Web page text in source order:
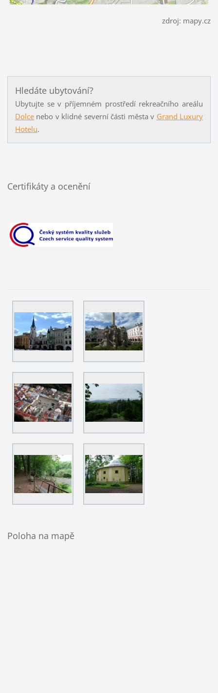
zdroj: mapy.cz
Hledáte ubytování?
Ubytujte se v příjemném prostředí rekreačního areálu
Dolcenebo v klidné severní části města v Grand Luxury
Hotelu.
Certifikáty a ocenění
Poloha na mapě